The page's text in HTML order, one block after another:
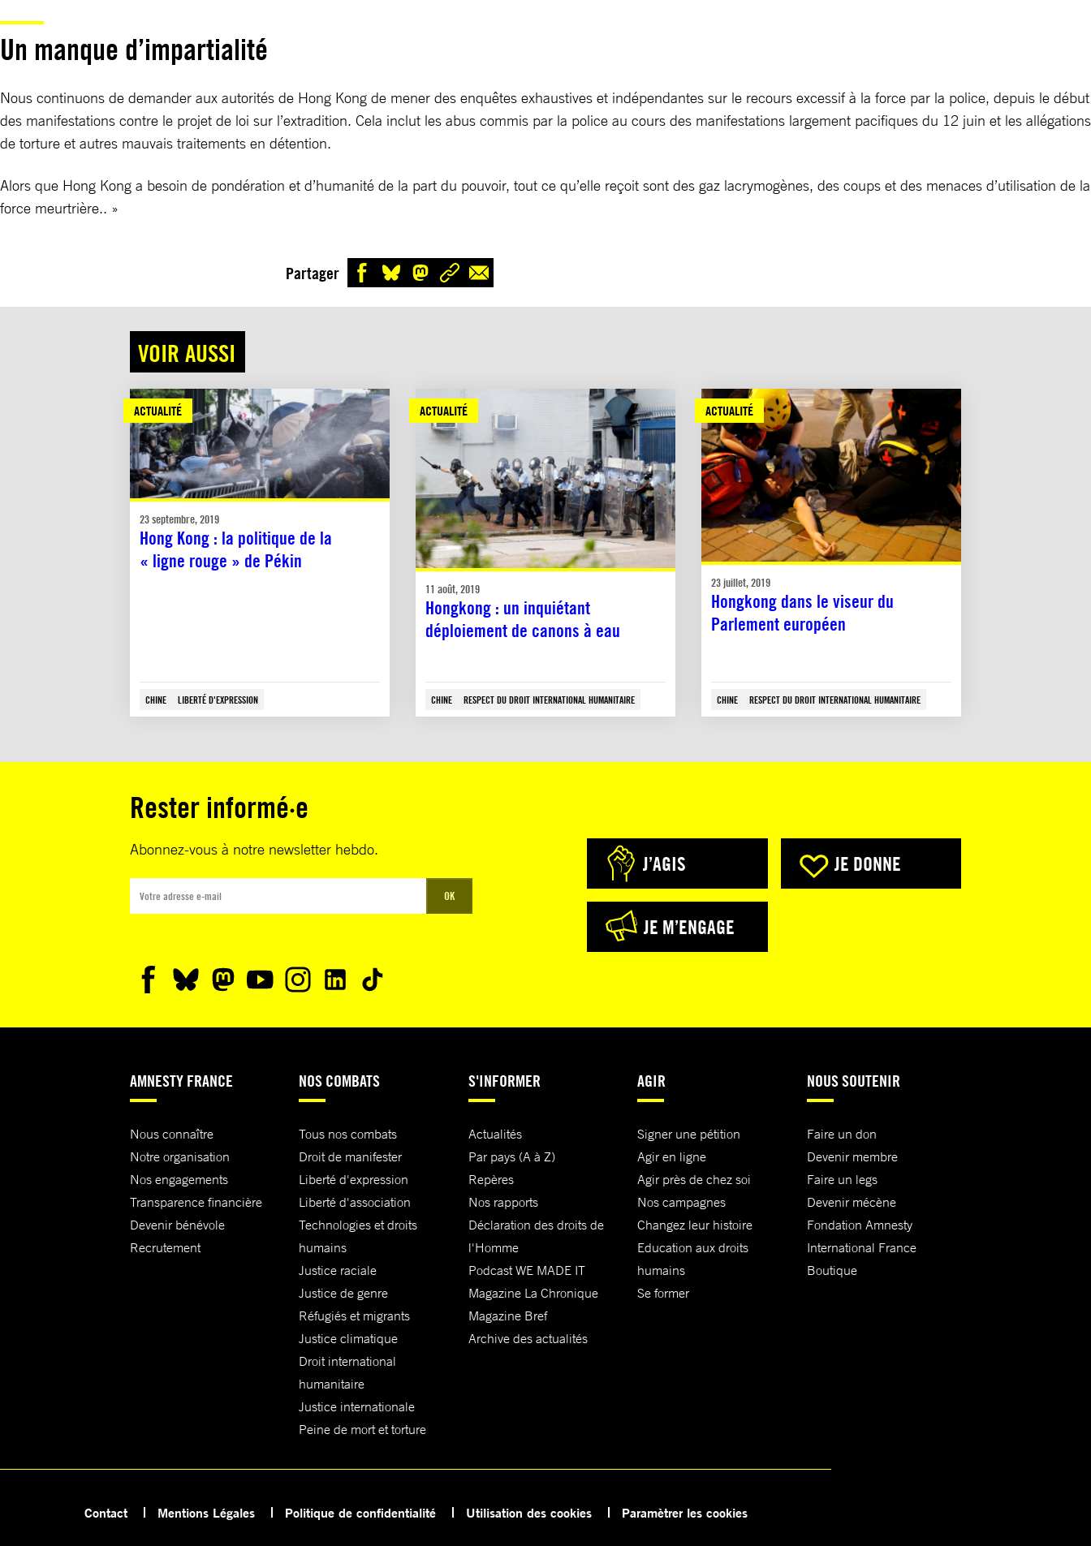
Un manque d’impartialité
Nous continuons de demander aux autorités de Hong Kong de mener des enquêtes exhaustives et indépendantes sur le recours excessif à la force par la police, depuis le début
des manifestations contre le projet de loi sur l’extradition. Cela inclut les abus commis par la police au cours des manifestations largement pacifiques du 12 juin et les allégations
de torture et autres mauvais traitements en détention.
Alors que Hong Kong a besoin de pondération et d’humanité de la part du pouvoir, tout ce qu’elle reçoit sont des gaz lacrymogènes, des coups et des menaces d’utilisation de la
force meurtrière.. »
Partager
VOIR AUSSI
ACTUALITÉ
23 septembre, 2019
Hong Kong : la politique de la
« ligne rouge » de Pékin
CHINE LIBERTÉ D'EXPRESSION
ACTUALITÉ
11 août, 2019
Hongkong : un inquiétant
déploiement de canons à eau
CHINE RESPECT DU DROIT INTERNATIONAL HUMANITAIRE
ACTUALITÉ
23 juillet, 2019
Hongkong dans le viseur du
Parlement européen
CHINE RESPECT DU DROIT INTERNATIONAL HUMANITAIRE
Rester informé·e
Abonnez-vous à notre newsletter hebdo.
OK
J’AGIS JE DONNE
JE M’ENGAGE
AMNESTY FRANCE
Nous connaître
Notre organisation
Nos engagements
Transparence financière
Devenir bénévole
Recrutement
NOS COMBATS
Tous nos combats
Droit de manifester
Liberté d'expression
Liberté d'association
Technologies et droits
humains
Justice raciale
Justice de genre
Réfugiés et migrants
Justice climatique
Droit international
humanitaire
Justice internationale
Peine de mort et torture
S'INFORMER
Actualités
Par pays (A à Z)
Repères
Nos rapports
Déclaration des droits de
l'Homme
Podcast WE MADE IT
Magazine La Chronique
Magazine Bref
Archive des actualités
AGIR
Signer une pétition
Agir en ligne
Agir près de chez soi
Nos campagnes
Changez leur histoire
Education aux droits
humains
Se former
NOUS SOUTENIR
Faire un don
Devenir membre
Faire un legs
Devenir mécène
Fondation Amnesty
International France
Boutique
Contact Mentions Légales Politique de confidentialité Utilisation des cookies Paramètrer les cookies